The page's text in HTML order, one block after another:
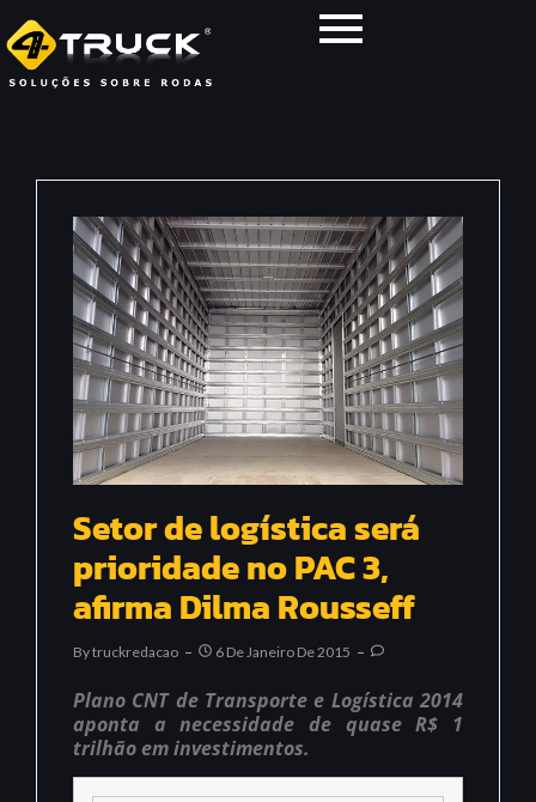
Setor de logística será
prioridade no PAC 3,
afirma Dilma Rousseff
ByTruckredacao 6 De Janeiro De 2015
Plano CNT de Transporte e Logística 2014
aponta a necessidade de quase R$ 1
trilhão em investimentos.